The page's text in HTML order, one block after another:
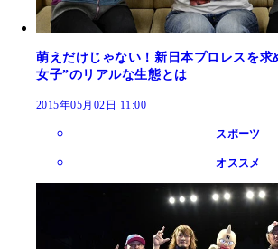
萌えだけじゃない！新日本プロレスを
女子”のリアルな生態とは
2015年05月02日 11:00
スポーツ
オススメ